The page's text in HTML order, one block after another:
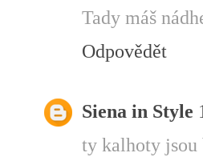
Tady máš
Odpovědět
Siena in Style
ty kalhoty jsou